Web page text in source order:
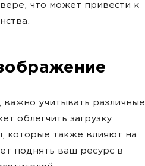
что может привести к
учитывать различные
облегчить загрузку
которые также влияют на
поднять ваш ресурс в